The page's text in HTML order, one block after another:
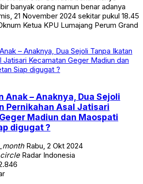
banyak orang namun benar adanya
21 November 2024 sekitar pukul 18.45
Ketua KPU Lumajang Perum Grand
Anak – Anaknya, Dua Sejoli
Pernikahan Asal Jatisari
Madiun dan Maospati
digugat ?
Rabu, 2 Okt 2024
Radar Indonesia